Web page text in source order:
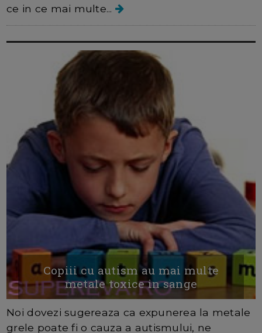
ce in ce mai multe...
Copiii cu autism au mai multe
metale toxice in sange
Noi dovezi sugereaza ca expunerea la metale
grele poate fi o cauza a autismului, ne